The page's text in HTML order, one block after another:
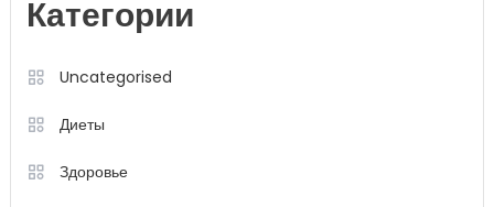
Категории
Uncategorised
Диеты
Здоровье